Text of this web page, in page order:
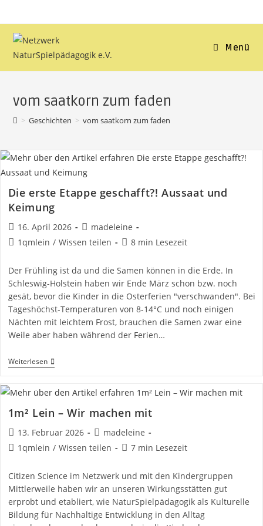
Inhalt
springen
Menü
vom saatkorn zum faden
> Geschichten > vom saatkorn zum faden
Die erste Etappe geschafft?! Aussaat und
Keimung
Beitrag
veröffentlicht:
16. April 2026
Beitrags-
Autor:
madeleine
Beitrags-
1qmlein / Wissen teilen Lesedauer:
8 min Lesezeit
Der Frühling ist da und die Samen können in die Erde. In
Schleswig-Holstein haben wir Ende März schon bzw. noch
gesät, bevor die Kinder in die Osterferien "verschwanden". Bei
Tageshöchst-Temperaturen von 8-14°C und noch einigen
Nächten mit leichtem Frost, brauchen die Samen zwar eine
Weile aber haben während der Ferien…
WeiterlesenDie
Erste
Geschafft?!
Aussaat
Und
Keimung
1m² Lein – Wir machen mit
Beitrag
veröffentlicht:
13. Februar 2026
Beitrags-
Autor:
madeleine
Beitrags-
1qmlein / Wissen teilen Lesedauer:
7 min Lesezeit
Citizen Science im Netzwerk und mit den Kindergruppen
Mittlerweile haben wir an unseren Wirkungsstätten gut
erprobt und etabliert, wie NaturSpielpädagogik als Kulturelle
Bildung für Nachhaltige Entwicklung in den Alltag